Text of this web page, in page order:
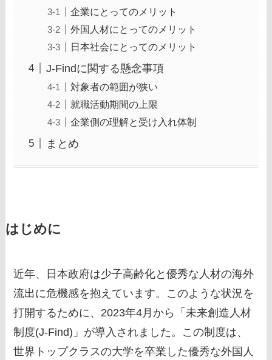
企業にとってのメリット
外国人材にとってのメリット
日本社会にとってのメリット
J-Findに関する懸念事項
対象者の範囲が狭い
就職活動期間の上限
企業側の理解と受け入れ体制
まとめ
はじめに
近年、日本政府は少子高齢化と優秀な人材の海外
流出に危機感を抱えています。このような状況を
打開するために、2023年4月から「未来創造人材
制度(J-Find)」が導入されました。この制度は、
世界トップクラスの大学を卒業した優秀な外国人